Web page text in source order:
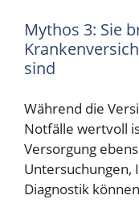
Mythos 3: Sie
sind
Während die
Notfälle wertvoll
Versorgung
Untersuchungen,
Diagnostik